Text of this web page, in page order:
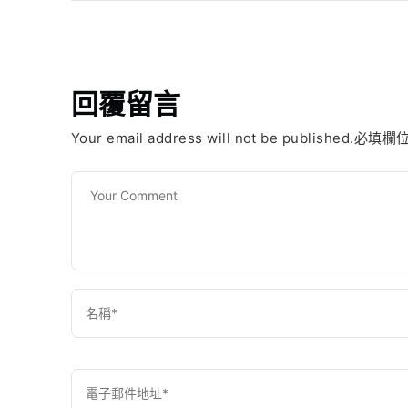
回覆留言
Your email address will not be published.必填欄